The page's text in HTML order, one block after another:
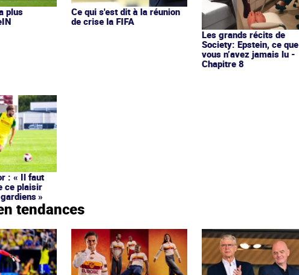
plus
Ce qui s'est dit à la réunion
de crise la FIFA
Les grands récits de
Society: Epstein, ce que
vous n’avez jamais lu -
Chapitre 8
: « Il faut
ce plaisir
»
tendances